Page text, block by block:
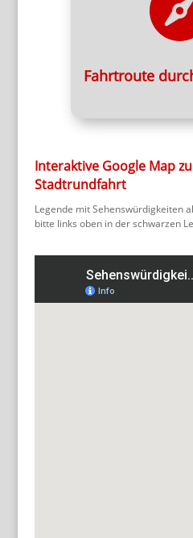
Fahrtroute
Interaktive Google Map
Stadtrundfahrt
Legende mit Sehenswürdigkeiten
bitte links oben in der schwarzen